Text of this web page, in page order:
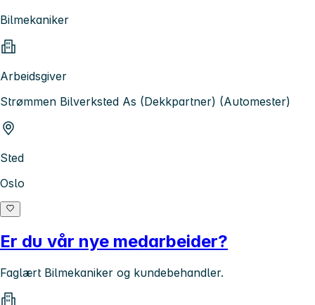
Bilmekaniker
Arbeidsgiver
Strømmen Bilverksted As (Dekkpartner) (Automester)
Sted
Oslo
Er du vår nye medarbeider?
Faglært Bilmekaniker og kundebehandler.